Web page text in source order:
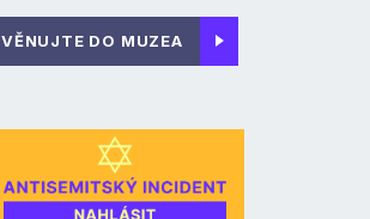
VĚNUJTE DO MUZEA